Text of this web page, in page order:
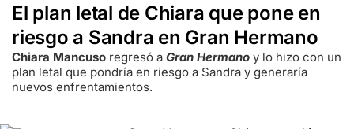
El plan letal de Chiara que pone en
riesgo a Sandra en Gran Hermano
Chiara Mancuso regresó a Gran Hermano y lo hizo con un
plan letal que pondría en riesgo a Sandra y generaría
nuevos enfrentamientos.